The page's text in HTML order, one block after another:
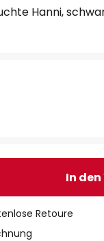
Hanni,
In
Retoure